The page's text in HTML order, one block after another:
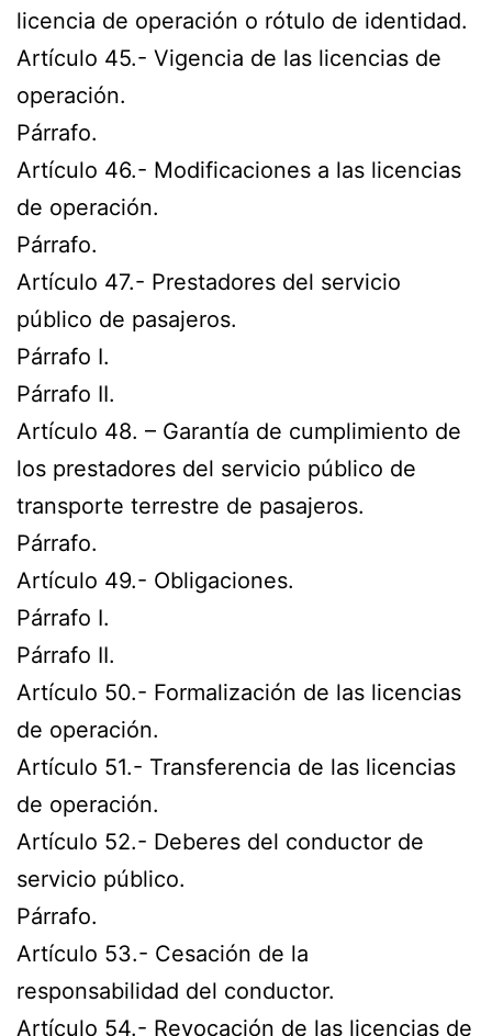
licencia de operación o rótulo de identidad.
Artículo 45.- Vigencia de las licencias de
operación.
Párrafo.
Artículo 46.- Modificaciones a las licencias
de operación.
Párrafo.
Artículo 47.- Prestadores del servicio
público de pasajeros.
Párrafo I.
Párrafo II.
Artículo 48. – Garantía de cumplimiento de
los prestadores del servicio público de
transporte terrestre de pasajeros.
Párrafo.
Artículo 49.- Obligaciones.
Párrafo I.
Párrafo II.
Artículo 50.- Formalización de las licencias
de operación.
Artículo 51.- Transferencia de las licencias
de operación.
Artículo 52.- Deberes del conductor de
servicio público.
Párrafo.
Artículo 53.- Cesación de la
responsabilidad del conductor.
Artículo 54.- Revocación de las licencias de